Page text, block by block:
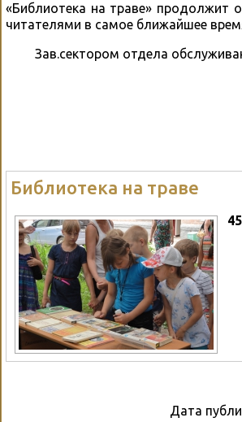
«Библиотека на траве» продолжит
читателями в самое ближайшее
Зав.сектором отдела
Библиотека на траве
45
Дата